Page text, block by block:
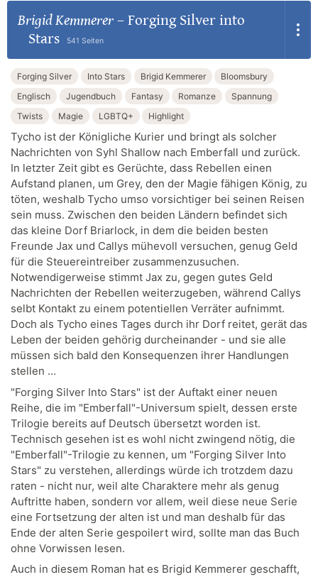
Brigid Kemmerer– Forging Silver into
Stars
541 Seiten
Forging Silver Into Stars Brigid Kemmerer
Bloomsbury
Englisch
Jugendbuch Fantasy Romanze
Spannung
Twists
Magie LGBTQ+ Highlight
Tycho ist der Königliche Kurier und bringt als solcher
Nachrichten von Syhl Shallow nach Emberfall und zurück.
In letzter Zeit gibt es Gerüchte, dass Rebellen einen
Aufstand planen, um Grey, den der Magie fähigen König, zu
töten, weshalb Tycho umso vorsichtiger bei seinen Reisen
sein muss. Zwischen den beiden Ländern befindet sich
das kleine Dorf Briarlock, in dem die beiden besten
Freunde Jax und Callys mühevoll versuchen, genug Geld
für die Steuereintreiber zusammenzusuchen.
Notwendigerweise stimmt Jax zu, gegen gutes Geld
Nachrichten der Rebellen weiterzugeben, während Callys
selbt Kontakt zu einem potentiellen Verräter aufnimmt.
Doch als Tycho eines Tages durch ihr Dorf reitet, gerät das
Leben der beiden gehörig durcheinander - und sie alle
müssen sich bald den Konsequenzen ihrer Handlungen
stellen ...
"Forging Silver Into Stars" ist der Auftakt einer neuen
Reihe, die im "Emberfall"-Universum spielt, dessen erste
Trilogie bereits auf Deutsch übersetzt worden ist.
Technisch gesehen ist es wohl nicht zwingend nötig, die
"Emberfall"-Trilogie zu kennen, um "Forging Silver Into
Stars" zu verstehen, allerdings würde ich trotzdem dazu
raten - nicht nur, weil alte Charaktere mehr als genug
Auftritte haben, sondern vor allem, weil diese neue Serie
eine Fortsetzung der alten ist und man deshalb für das
Ende der alten Serie gespoilert wird, sollte man das Buch
ohne Vorwissen lesen.
Auch in diesem Roman hat es Brigid Kemmerer geschafft,